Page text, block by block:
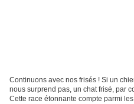
Continuons avec nos frisés ! Si un
nous surprend pas, un chat frisé, par
Cette race étonnante compte parmi